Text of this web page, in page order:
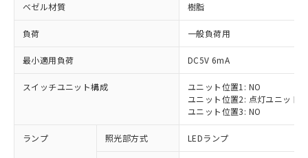
ベゼル材質 樹脂
負荷 一般負荷用
最小適用負荷 DC5V 6mA
スイッチユニット構成
ユニット位置1: NO
ユニット位置2: 点灯ユニット
ユニット位置3: NO
ランプ 照光部方式 LEDランプ